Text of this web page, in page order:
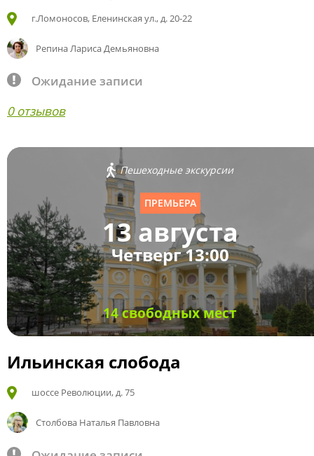
г.Ломоносов, Еленинская ул., д. 20-22
Репина Лариса Демьяновна
Ожидание записи
0 отзывов
Пешеходные экскурсии
ПРЕМЬЕРА
13 августа
Четверг 13:00
14 свободных мест
Ильинская слобода
шоссе Революции, д. 75
Столбова Наталья Павловна